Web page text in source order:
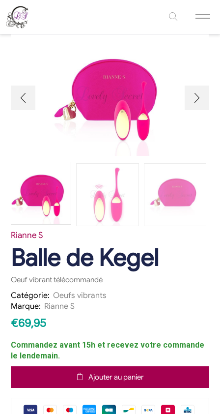
Rianne S
Balle de Kegel
Oeuf vibrant télécommandé
Catégorie: Oeufs vibrants
Marque: Rianne S
€69,95
Commandez avant 15h et recevez votre commande
le lendemain.
Ajouter au panier